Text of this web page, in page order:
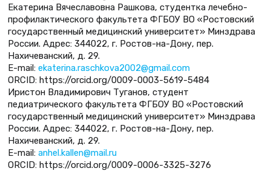
Екатерина Вячеславовна Рашкова, студентка лечебно-
профилактического факультета ФГБОУ ВО «Ростовский
государственный медицинский университет» Минздрава
России. Адрес: 344022, г. Ростов-на-Дону, пер.
Нахичеванский, д. 29.
E-mail: ekaterina.raschkova2002@gmail.com
ORCID: https://orcid.org/0009-0003-5619-5484
Иристон Владимирович Туганов, студент
педиатрического факультета ФГБОУ ВО «Ростовский
государственный медицинский университет» Минздрава
России. Адрес: 344022, г. Ростов-на-Дону, пер.
Нахичеванский, д. 29.
E-mail: anhel.kallen@mail.ru
ORCID: https://orcid.org/0009-0006-3325-3276